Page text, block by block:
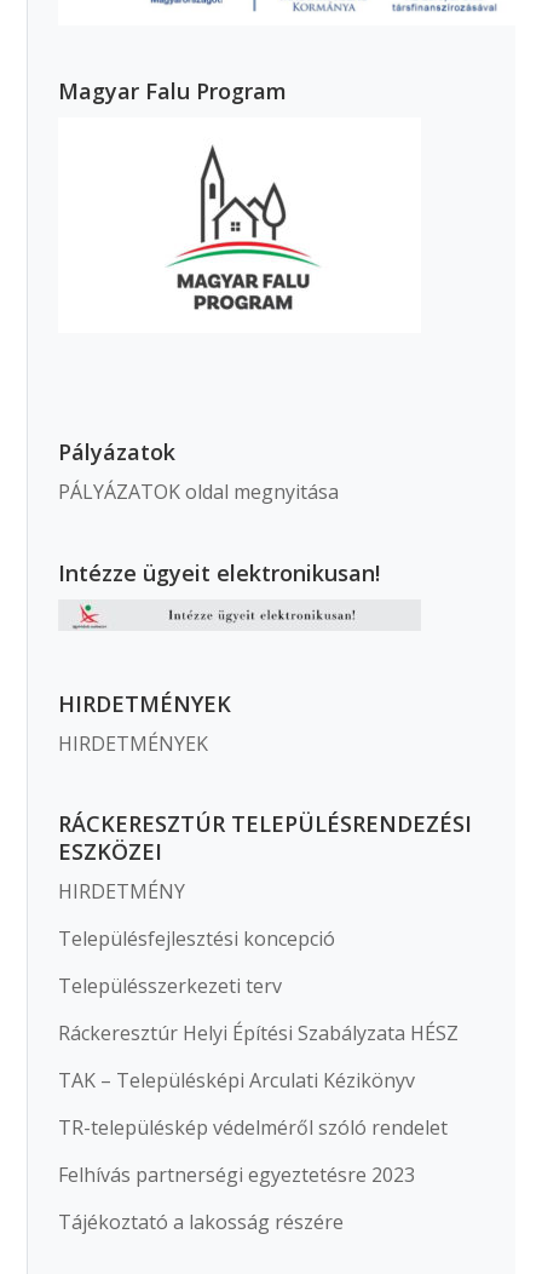
Magyar Falu Program
Pályázatok
PÁLYÁZATOK oldal megnyitása
Intézze ügyeit elektronikusan!
HIRDETMÉNYEK
HIRDETMÉNYEK
RÁCKERESZTÚR TELEPÜLÉSRENDEZÉSI
ESZKÖZEI
HIRDETMÉNY
Településfejlesztési koncepció
Településszerkezeti terv
Ráckeresztúr Helyi Építési Szabályzata HÉSZ
TAK – Településképi Arculati Kézikönyv
TR-településkép védelméről szóló rendelet
Felhívás partnerségi egyeztetésre 2023
Tájékoztató a lakosság részére